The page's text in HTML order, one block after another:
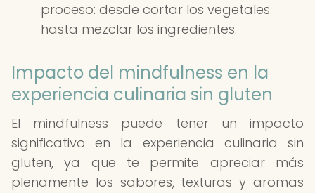
proceso: desde cortar los vegetales
hasta mezclar los ingredientes.
Impacto del mindfulness en la
experiencia culinaria sin gluten
El mindfulness puede tener un impacto
significativo en la experiencia culinaria sin
gluten, ya que te permite apreciar más
plenamente los sabores, texturas y aromas